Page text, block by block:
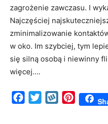
zagrożenie zawczasu. I
Najczęściej
zminimalizowanie
w oko. Im szybciej, tym
się silną osobą i niewinny
więcej….
FacebookTwitterWykopPinterest